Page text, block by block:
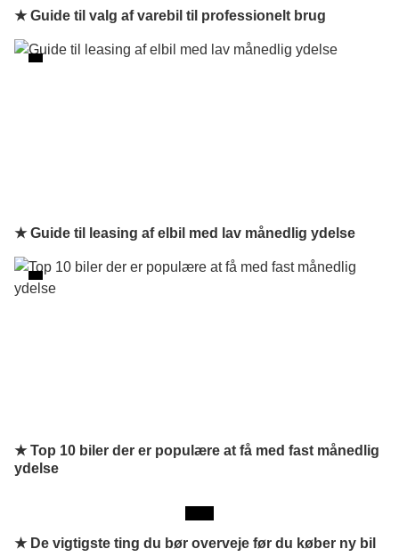
★ Guide til valg af varebil til professionelt brug
★ Guide til leasing af elbil med lav månedlig ydelse
★ Top 10 biler der er populære at få med fast månedlig
ydelse
★ De vigtigste ting du bør overveje før du køber ny bil